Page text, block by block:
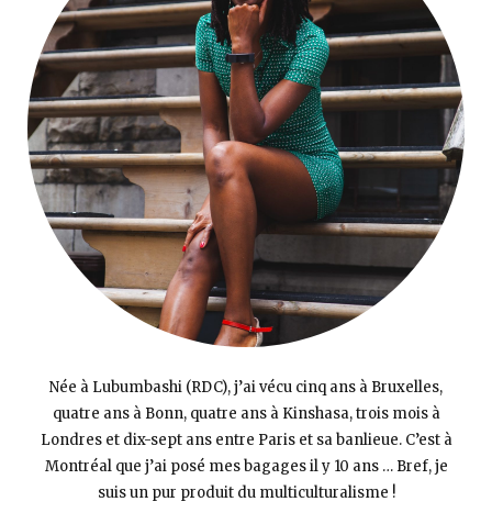
Née à Lubumbashi (RDC), j’ai vécu cinq ans à Bruxelles,
quatre ans à Bonn, quatre ans à Kinshasa, trois mois à
Londres et dix-sept ans entre Paris et sa banlieue. C’est à
Montréal que j’ai posé mes bagages il y 10 ans … Bref, je
suis un pur produit du multiculturalisme !